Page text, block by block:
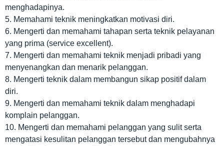
menghadapinya.
5. Memahami teknik meningkatkan motivasi diri.
6. Mengerti dan memahami tahapan serta teknik pelayanan
yang prima (service excellent).
7. Mengerti dan memahami teknik menjadi pribadi yang
menyenangkan dan menarik pelanggan.
8. Mengerti teknik dalam membangun sikap positif dalam
diri.
9. Mengerti dan memahami teknik dalam menghadapi
komplain pelanggan.
10. Mengerti dan memahami pelanggan yang sulit serta
mengatasi kesulitan pelanggan tersebut dan mengubahnya